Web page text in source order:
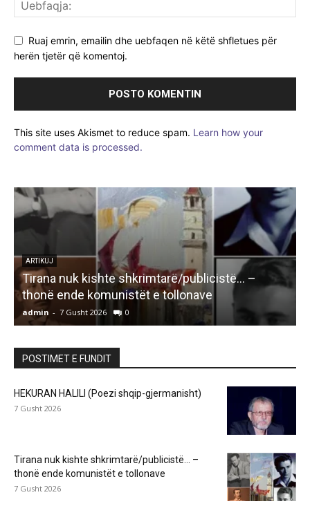
Ruaj emrin, emailin dhe uebfaqen në këtë shfletues për
herën tjetër që komentoj.
This site uses Akismet to reduce spam. Learn how your
comment data is processed.
ARTIKUJ
Tirana nuk kishte shkrimtarë/publicistë… –
thonë ende komunistët e tollonave
admin - 7 Gusht 2026 0
POSTIMET E FUNDIT
HEKURAN HALILI (Poezi shqip-gjermanisht)
7 Gusht 2026
Tirana nuk kishte shkrimtarë/publicistë… –
thonë ende komunistët e tollonave
7 Gusht 2026